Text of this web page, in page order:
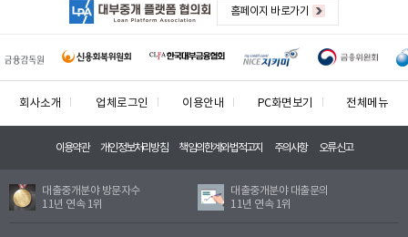
홈페이지 바로가기
회사소개 업체로그인 이용안내 PC화면보기 전체메뉴
이용약관 개인정보처리방침 책임의한계와법적고지 주의사항 오류신고
대출중개분야 방문자수
11년 연속 1위
대출중개분야 대출문의
11년 연속 1위